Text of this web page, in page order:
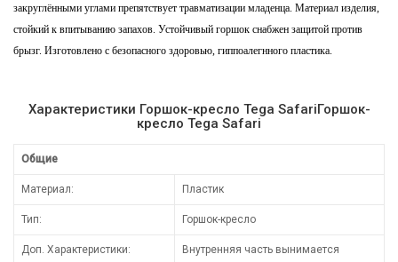
закруглёнными углами препятствует травматизации младенца. Материал изделия,
стойкий к впитыванию запахов. Устойчивый горшок снабжен защитой против
брызг. Изготовлено с безопасного здоровью, гиппоалегнного пластика.
Характеристики Горшок-кресло Tega SafariГоршок-
кресло Tega Safari
Общие
Материал: Пластик
Тип: Горшок-кресло
Доп. Характеристики: Внутренняя часть вынимается